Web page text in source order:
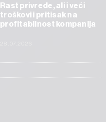
Rast privrede, ali i veći
troškovi i pritisak na
profitabilnost kompanija